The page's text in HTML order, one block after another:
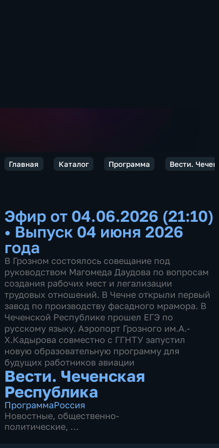
Главная Каталог Программа Вести.
Эфир от 04.06.2026 (21:10)
• Выпуск 04 июня 2026
года
В Грозном состоялось совещание под
руководством Магомеда Даудова по вопросам
создания рабочих мест и легализации
трудовых отношений. В Чечне открыли первый
завод по производству фасадного мрамора. В
Чеченской Республике прошел ЕГЭ по
русскому языку. Аэропорт Грозного им.А.-
Х.Кадырова совместно с ГГНТУ запустил
новую образовательную программу для
будущих работников авиации
Вести. Чеченская
Республика
ПрограммаРоссия
Новостные, общественно-
политические,